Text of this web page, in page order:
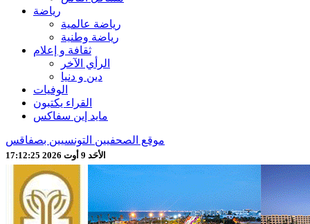
رياضة
رياضة عالمية
رياضة وطنية
ثقافة و إعلام
الرأي الآخر
دين و دنيا
الوفيات
القراء يكتبون
مايد إين سفاكس
موقع الصحفيين التونسيين بصفاقس
الأحَد 9 أوت 2026 17:12:27